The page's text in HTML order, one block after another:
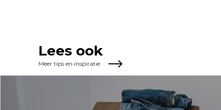
Lees ook
Meer tips en inspiratie